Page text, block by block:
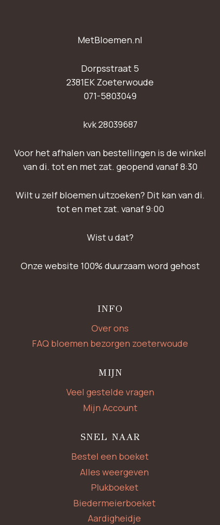
MetBloemen.nl
Dorpsstraat 5
2381EK Zoeterwoude
071-5803049
kvk 28039687
Voor het afhalen van bestellingen is de winkel
van di. tot en met zat. geopend vanaf 8:30
Wilt u zelf bloemen uitzoeken? Dit kan van di.
tot en met zat. vanaf 9:00
Wist u dat?
Onze website 100% duurzaam word gehost
INFO
Over ons
FAQ bloemen bezorgen zoeterwoude
MIJN
Veel gestelde vragen
Mijn Account
SNEL NAAR
Bestel een boeket
Alles weergeven
Plukboeket
Biedermeierboeket
Aardigheidje